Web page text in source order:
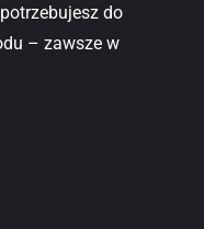
do
– zawsze w